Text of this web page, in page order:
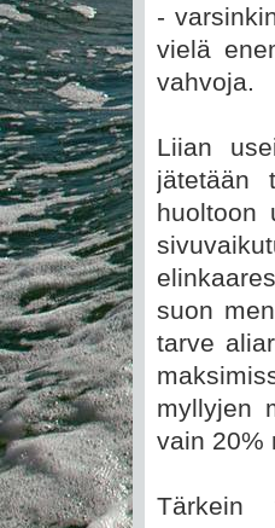
-
vielä
vahvoja.
Liian
jätetään
huoltoon
suon
tarve
myllyjen
vain 20%
Tärkein